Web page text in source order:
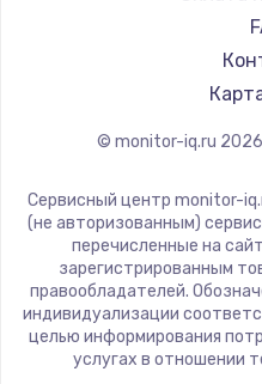
© monitor-iq.ru 2026
Сервисный центр monitor-
(не авторизованным)
перечисленные на
зарегистрированным
правообладателей.
индивидуализации
целью информирования
услугах в отношении